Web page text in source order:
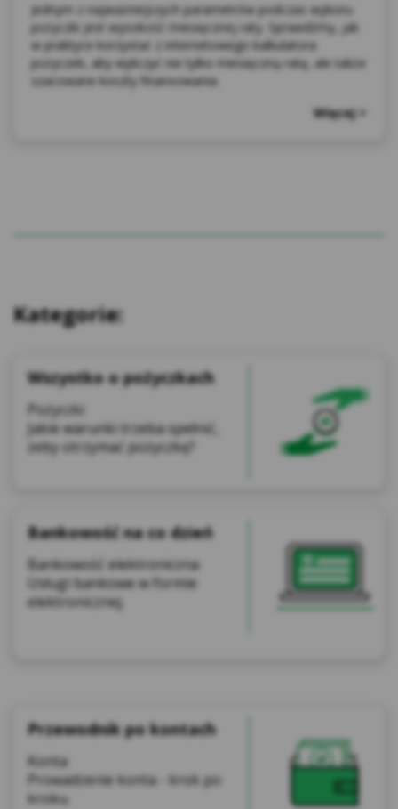
Jednym z najważniejszych parametrów podczas wyboru
pożyczki jest wysokość miesięcznej raty. Sprawdźmy, jak
w praktyce korzystać z internetowego kalkulatora
pożyczek, aby wyliczyć nie tylko miesięczną ratę, ale także
szacowane koszty finansowania.
Więcej >
Kategorie:
Wszystko o pożyczkach
Pożyczki
Jakie warunki trzeba spełnić,
żeby otrzymać pożyczkę?
Bankowość na co dzień
Bankowość elektroniczna
Usługi bankowe w formie
elektronicznej.
Przewodnik po kontach
Konta
Prowadzenie konta - krok po
kroku.